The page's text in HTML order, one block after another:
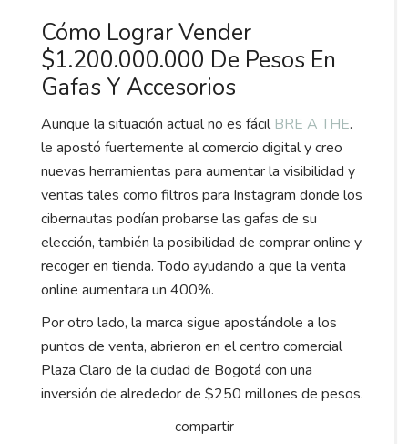
Cómo Lograr Vender
$1.200.000.000 De Pesos En
Gafas Y Accesorios
Aunque la situación actual no es fácil BRE A THE.
le apostó fuertemente al comercio digital y creo
nuevas herramientas para aumentar la visibilidad y
ventas tales como filtros para Instagram donde los
cibernautas podían probarse las gafas de su
elección, también la posibilidad de comprar online y
recoger en tienda. Todo ayudando a que la venta
online aumentara un 400%.
Por otro lado, la marca sigue apostándole a los
puntos de venta, abrieron en el centro comercial
Plaza Claro de la ciudad de Bogotá con una
inversión de alrededor de $250 millones de pesos.
compartir